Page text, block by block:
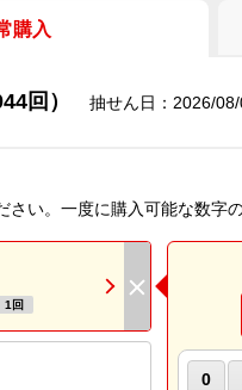
購入
回） 抽せん日：2026/08/
さい。一度に購入可能な数字
1回
0